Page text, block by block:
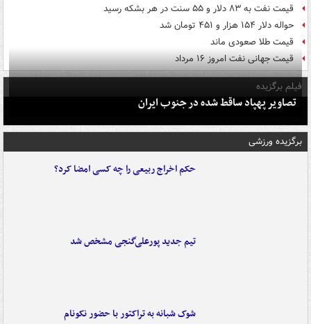
قیمت نفت به ۸۳ دلار و ۵۵ سنت در هر بشکه رسید
حواله دلار ۱۵۴ هزار و ۴۵۱ تومان شد
قیمت طلا صعودی ماند
قیمت جهانی نفت امروز ۱۶ مرداد
فیلم برگزیده
تصاویر پهپاد ساقط شده در جنوب ایران
برگزیده ورزشی
حکم اخراج ربیعی را چه کسی امضا کرد؟
تیم جدید پورعلی‌گنجی مشخص شد
شوک شبانه به تراکتور با حضور نکونام